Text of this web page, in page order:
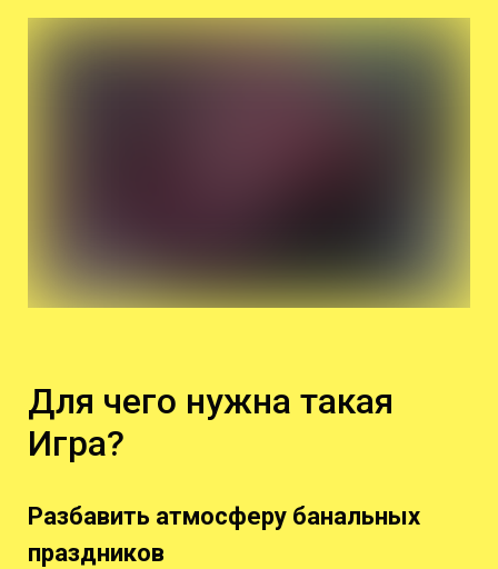
Для чего нужна такая
Игра?
Разбавить атмосферу банальных
праздников